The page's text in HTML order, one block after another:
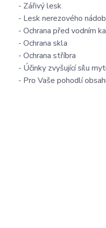
- Zářivý lesk
- Lesk nerezového
- Ochrana před vodním
- Ochrana skla
- Ochrana stříbra
- Účinky zvyšující sílu
- Pro Vaše pohodlí